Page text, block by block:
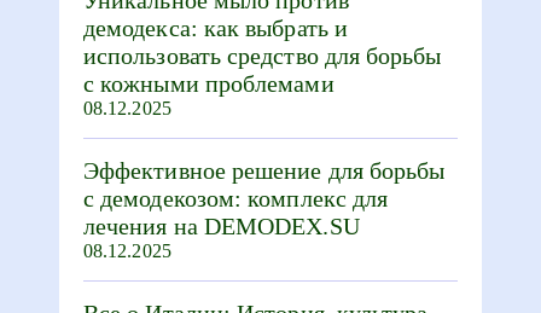
демодекса: как выбрать и
использовать средство для борьбы
с кожными проблемами
08.12.2025
Эффективное решение для борьбы
с демодекозом: комплекс для
лечения на DEMODEX.SU
08.12.2025